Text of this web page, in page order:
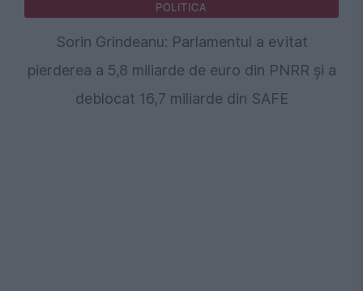
POLITICA
Sorin Grindeanu: Parlamentul a evitat
pierderea a 5,8 miliarde de euro din PNRR și a
deblocat 16,7 miliarde din SAFE